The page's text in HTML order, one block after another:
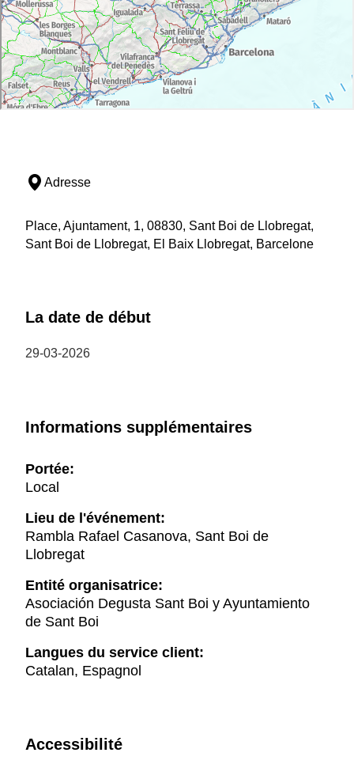
Adresse
Place, Ajuntament, 1, 08830, Sant Boi de Llobregat,
Sant Boi de Llobregat, El Baix Llobregat, Barcelone
La date de début
29-03-2026
Informations supplémentaires
Portée:
Local
Lieu de l'événement:
Rambla Rafael Casanova, Sant Boi de
Llobregat
Entité organisatrice:
Asociación Degusta Sant Boi y Ayuntamiento
de Sant Boi
Langues du service client:
Catalan, Espagnol
Accessibilité